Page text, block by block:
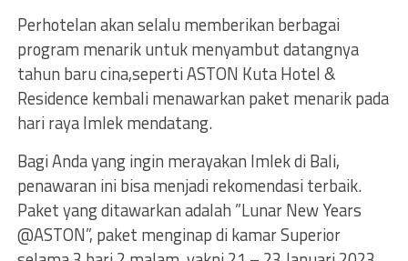
Perhotelan akan selalu memberikan berbagai
program menarik untuk menyambut datangnya
tahun baru cina,seperti ASTON Kuta Hotel &
Residence kembali menawarkan paket menarik pada
hari raya Imlek mendatang.
Bagi Anda yang ingin merayakan Imlek di Bali,
penawaran ini bisa menjadi rekomendasi terbaik.
Paket yang ditawarkan adalah ”Lunar New Years
@ASTON”, paket menginap di kamar Superior